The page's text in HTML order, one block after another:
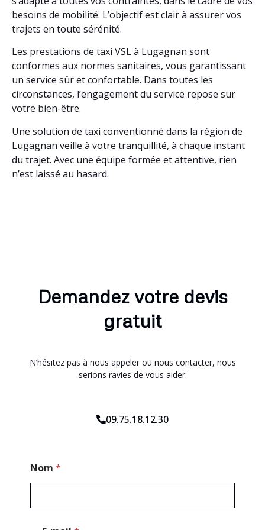
besoins de mobilité. L’objectif est clair à assurer vos
trajets en toute sérénité.
Les prestations de taxi VSL à Lugagnan sont
conformes aux normes sanitaires, vous garantissant
un service sûr et confortable. Dans toutes les
circonstances, l’engagement du service repose sur
votre bien-être.
Une solution de taxi conventionné dans la région de
Lugagnan veille à votre tranquillité, à chaque instant
du trajet. Avec une équipe formée et attentive, rien
n’est laissé au hasard.
Demandez votre devis
gratuit
N’hésitez pas à nous appeler ou nous contacter, nous
serions ravies de vous aider.
09.75.18.12.30
o
s
Nom *